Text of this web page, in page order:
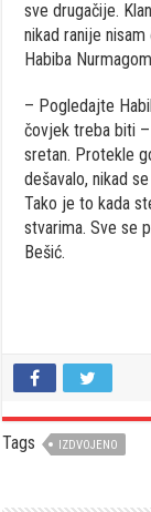
sve drugačije.
nikad ranije
Habiba
– Pogledajte
čovjek treba biti –
sretan. Protekle
dešavalo, nikad
Tako je to kada
stvarima. Sve se
Bešić.
Tags IZDVOJENO